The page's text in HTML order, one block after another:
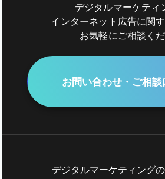
デジタルマーケティ
インターネット広告に関
お気軽にご相談く
お問い合わせ・ご相談
デジタルマーケティング